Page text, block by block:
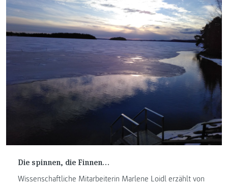
Die spinnen, die Finnen…
Wissenschaftliche Mitarbeiterin Marlene Loidl erzählt von